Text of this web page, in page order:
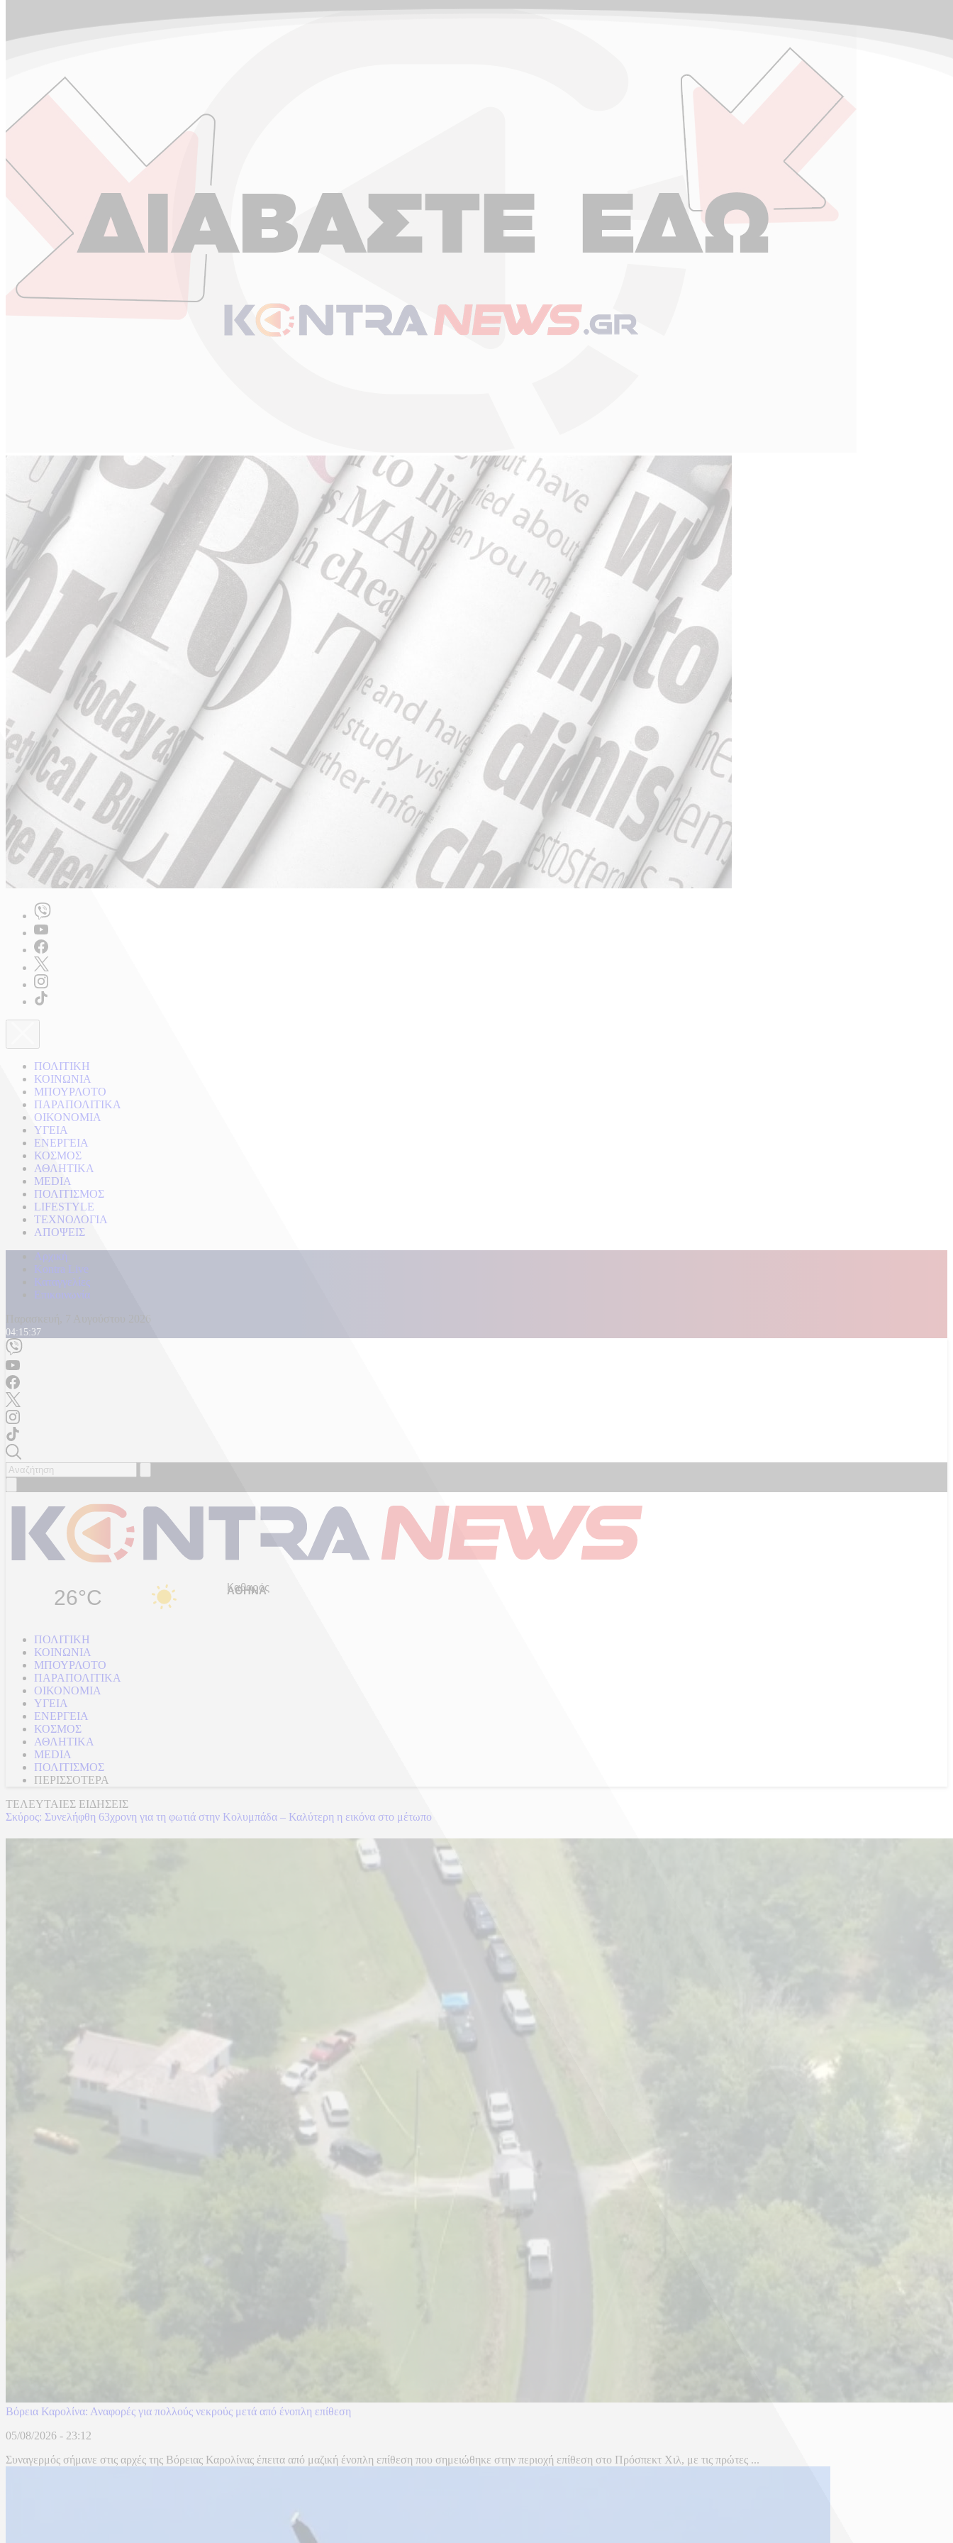
ΠΟΛΙΤΙΚΗ
ΚΟΙΝΩΝΙΑ
ΜΠΟΥΡΛΟΤΟ
ΠΑΡΑΠΟΛΙΤΙΚΑ
ΟΙΚΟΝΟΜΙΑ
ΥΓΕΙΑ
ΕΝΕΡΓΕΙΑ
ΚΟΣΜΟΣ
ΑΘΛΗΤΙΚΑ
MEDIA
ΠΟΛΙΤΙΣΜΟΣ
LIFESTYLE
ΤΕΧΝΟΛΟΓΙΑ
ΑΠΟΨΕΙΣ
Αρχική
Kontra Live
Καταγγελίες
Επικοινωνία
Παρασκευή, 7 Αυγούστου 2026
04:15:39
26°C Καθαρός
ΠΟΛΙΤΙΚΗ
ΚΟΙΝΩΝΙΑ
ΜΠΟΥΡΛΟΤΟ
ΠΑΡΑΠΟΛΙΤΙΚΑ
ΟΙΚΟΝΟΜΙΑ
ΥΓΕΙΑ
ΕΝΕΡΓΕΙΑ
ΚΟΣΜΟΣ
ΑΘΛΗΤΙΚΑ
MEDIA
ΠΟΛΙΤΙΣΜΟΣ
ΠΕΡΙΣΣΟΤΕΡΑ
ΤΕΛΕΥΤΑΙΕΣ ΕΙΔΗΣΕΙΣ
Σκύρος: Συνελήφθη 63χρονη για τη φωτιά στην Κολυμπάδα – Καλύτερη η εικόνα στο μέτωπο
Βόρεια Καρολίνα: Αναφορές για πολλούς νεκρούς μετά από ένοπλη επίθεση
05/08/2026 - 23:12
Συναγερμός σήμανε στις αρχές της Βόρειας Καρολίνας έπειτα από μαζική ένοπλη επίθεση που σημειώθηκε στην περιοχή επίθεση στο Πρόσπεκτ Χιλ, με τις πρώτες ...